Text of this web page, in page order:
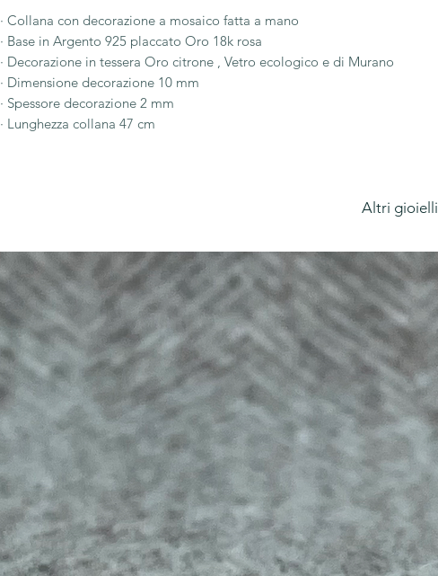
· Collana con decorazione a mosaico fatta a mano
· Base in Argento 925 placcato Oro 18k rosa
· Decorazione in tessera Oro citrone , Vetro ecologico e di Murano
· Dimensione decorazione 10 mm
· Spessore decorazione 2 mm
· Lunghezza collana 47 cm
Altri gioielli